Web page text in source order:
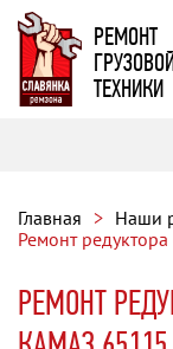
РЕМОНТ
ТЕХНИКИ
Главная
Наши
Ремонт
РЕМОНТ